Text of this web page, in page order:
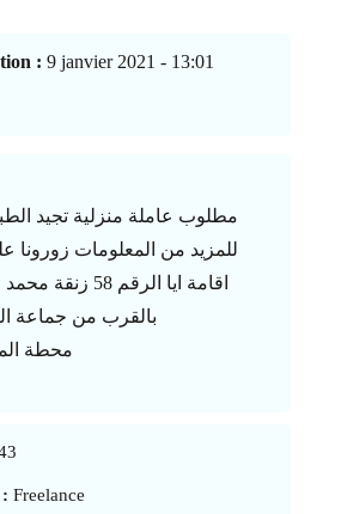
: 9 janvier 2021 - 13:01
مطلوب عاملة منزلية تجيد
للمزيد من المعلومات زورونا
اقامة ايا الرقم 58 زنقة محمد الراضي السلاوي
بالقرب من جماعة
محطة
Freelance